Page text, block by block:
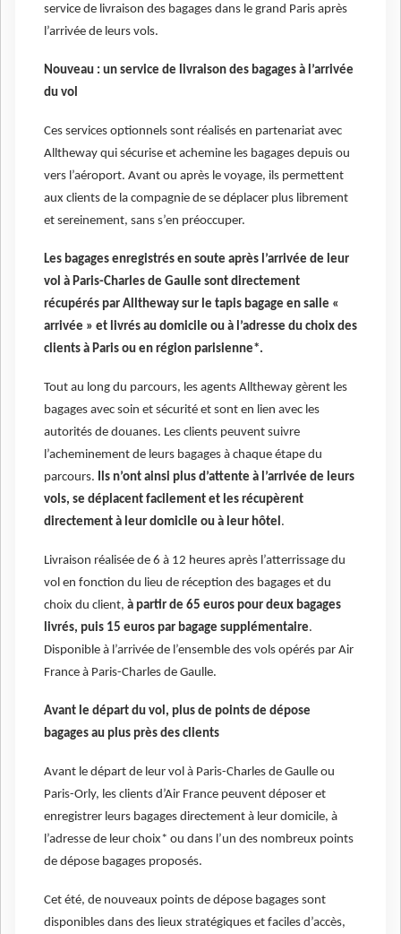
service de livraison des bagages dans le grand Paris après
l’arrivée de leurs vols.
Nouveau : un service de livraison des bagages à l’arrivée
du vol
Ces services optionnels sont réalisés en partenariat avec
Alltheway qui sécurise et achemine les bagages depuis ou
vers l’aéroport. Avant ou après le voyage, ils permettent
aux clients de la compagnie de se déplacer plus librement
et sereinement, sans s’en préoccuper.
Les bagages enregistrés en soute après l’arrivée de leur
vol à Paris-Charles de Gaulle sont directement
récupérés par Alltheway sur le tapis bagage en salle «
arrivée » et livrés au domicile ou à l’adresse du choix des
clients à Paris ou en région parisienne*.
Tout au long du parcours, les agents Alltheway gèrent les
bagages avec soin et sécurité et sont en lien avec les
autorités de douanes. Les clients peuvent suivre
l’acheminement de leurs bagages à chaque étape du
parcours. Ils n’ont ainsi plus d’attente à l’arrivée de leurs
vols, se déplacent facilement et les récupèrent
directement à leur domicile ou à leur hôtel.
Livraison réalisée de 6 à 12 heures après l’atterrissage du
vol en fonction du lieu de réception des bagages et du
choix du client, à partir de 65 euros pour deux bagages
livrés, puis 15 euros par bagage supplémentaire.
Disponible à l’arrivée de l’ensemble des vols opérés par Air
France à Paris-Charles de Gaulle.
Avant le départ du vol, plus de points de dépose
bagages au plus près des clients
Avant le départ de leur vol à Paris-Charles de Gaulle ou
Paris-Orly, les clients d’Air France peuvent déposer et
enregistrer leurs bagages directement à leur domicile, à
l’adresse de leur choix* ou dans l’un des nombreux points
de dépose bagages proposés.
Cet été, de nouveaux points de dépose bagages sont
disponibles dans des lieux stratégiques et faciles d’accès,